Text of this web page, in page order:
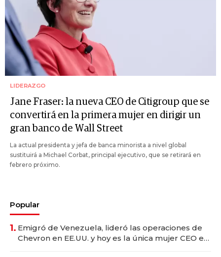
LIDERAZGO
Jane Fraser: la nueva CEO de Citigroup que se
convertirá en la primera mujer en dirigir un
gran banco de Wall Street
La actual presidenta y jefa de banca minorista a nivel global
sustituirá a Michael Corbat, principal ejecutivo, que se retirará en
febrero próximo.
Popular
1. Emigró de Venezuela, lideró las operaciones de
Chevron en EE.UU. y hoy es la única mujer CEO en